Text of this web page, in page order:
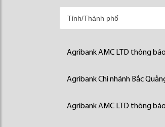
Agribank AMC LTD thông
Agribank Chi nhánh Bắc
Agribank AMC LTD thông